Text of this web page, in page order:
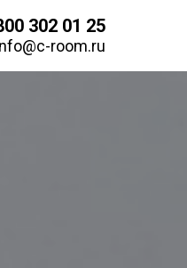
302 01 25
room.ru